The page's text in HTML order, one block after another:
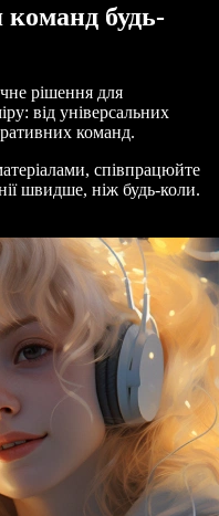
будь-
рішення для
від універсальних
команд.
співпрацюйте
швидше, ніж будь-коли.